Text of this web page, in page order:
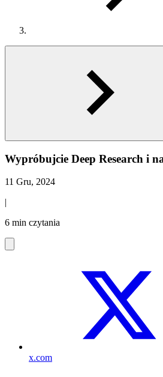
Wypróbujcie Deep Research i
11 Gru, 2024
|
6 min czytania
x.com